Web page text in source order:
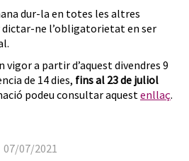
dur-la en totes les altres
ne l’obligatorietat en ser
vigor a partir d’aquest divendres 9
de 14 dies, fins al 23 de juliol
podeu consultar aquestenllaç.
07/07/2021